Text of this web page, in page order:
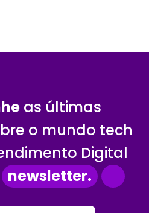
as últimas
o mundo tech
Digital
newsletter.